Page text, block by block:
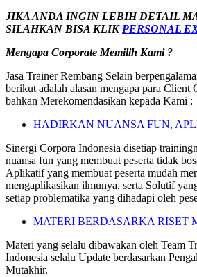
JIKA ANDA INGIN LEBIH DETAIL
SILAHKAN BISA KLIK PERSONAL
Mengapa Corporate Memilih Kami ?
Jasa Trainer Rembang Selain
berikut adalah alasan mengapa para Client
bahkan Merekomendasikan kepada Kami :
HADIRKAN NUANSA FUN,
Sinergi Corpora Indonesia disetiap
nuansa fun yang membuat peserta tidak
Aplikatif yang membuat peserta mudah
mengaplikasikan ilmunya, serta Solutif
setiap problematika yang dihadapi oleh
MATERI BERDASARKA RISET
Materi yang selalu dibawakan oleh Team
Indonesia selalu Update berdasarkan
Mutakhir.